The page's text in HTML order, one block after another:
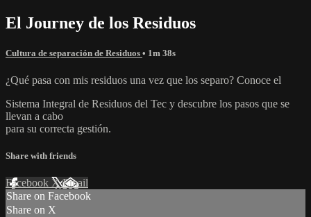
El Journey de los Residuos
Cultura de separación de Residuos • 1m 38s
¿Qué pasa con mis residuos una vez que los separo? Conoce el
Sistema Integral de Residuos del Tec y descubre los pasos que se
llevan a cabo
para su correcta gestión.
Share with friends
Facebook XEmail
Share on Facebook
Share on X